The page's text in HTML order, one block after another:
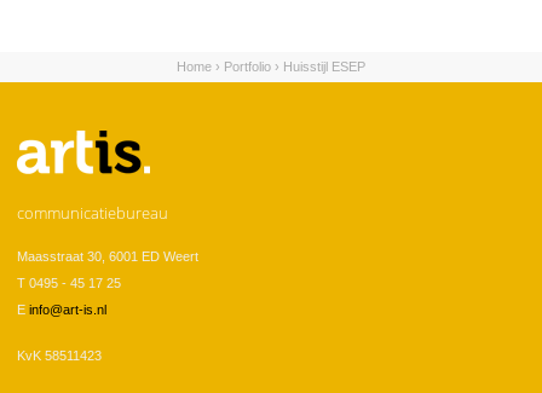
U bent hier
Home › Portfolio › Huisstijl ESEP
communicatiebureau
Maasstraat 30, 6001 ED Weert
T 0495 - 45 17 25
E info@art-is.nl
KvK 58511423